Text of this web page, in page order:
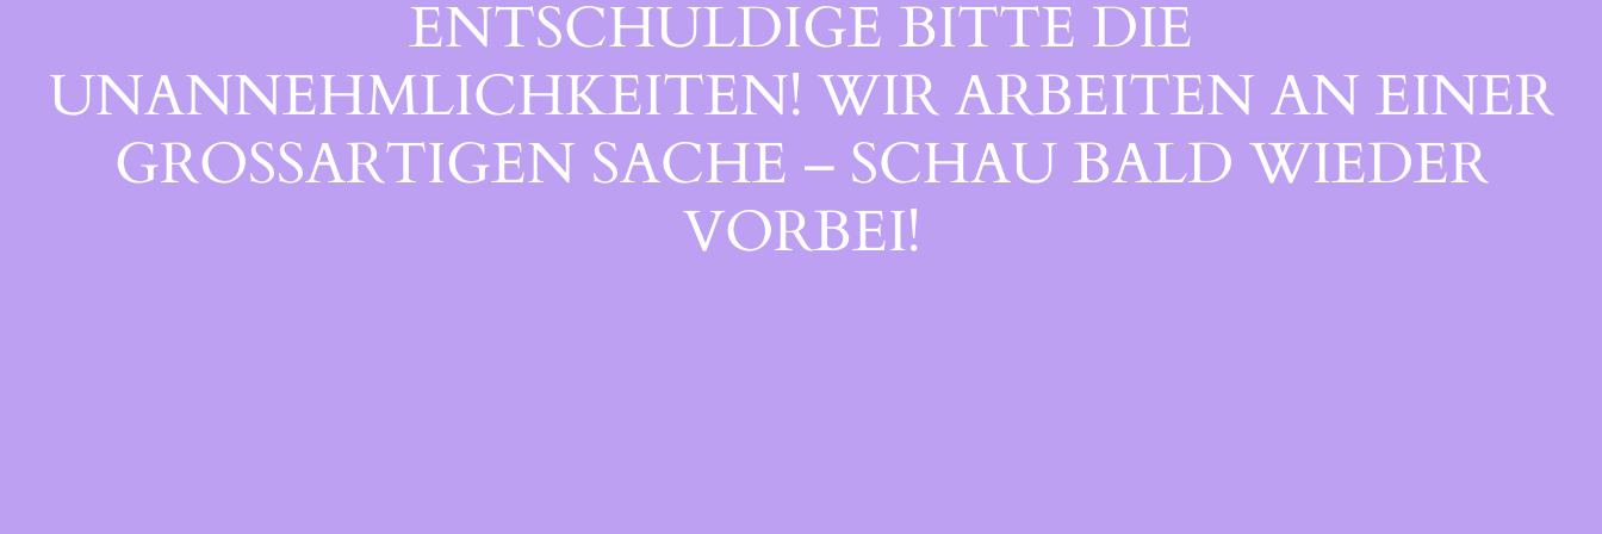
ENTSCHULDIGE BITTE DIE
UNANNEHMLICHKEITEN! WIR ARBEITEN AN EINER
GROSSARTIGEN SACHE – SCHAU BALD WIEDER V
ORBEI!